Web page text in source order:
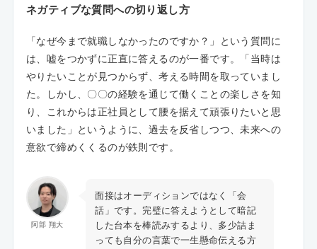
ネガティブな質問への切り返し方
「なぜ今まで就職しなかったのですか？」という質問に
は、嘘をつかずに正直に答えるのが一番です。「当時は
やりたいことが見つからず、考える時間を取っていまし
た。しかし、〇〇の経験を通じて働くことの楽しさを知
り、これからは正社員として腰を据えて頑張りたいと思
いました」というように、過去を反省しつつ、未来への
意欲で締めくくるのが鉄則です。
阿部 翔大
面接はオーディションではなく「会
話」です。完璧に答えようとして暗記
した台本を棒読みするより、多少詰ま
っても自分の言葉で一生懸命伝える方